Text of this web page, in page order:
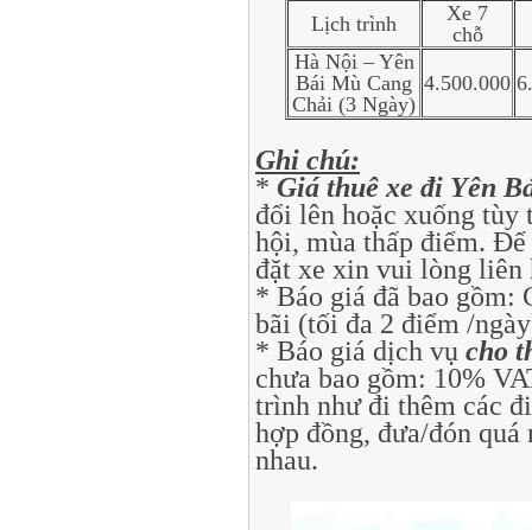
Lịch trình
Xe 7
chỗ
Hà Nội – Yên
Bái Mù Cang
Chải (3 Ngày)
4.500.000
Ghi chú:
* Giá thuê xe đi Yên
đổi lên hoặc xuống
hội, mùa thấp điểm.
đặt xe xin vui lòng
* Báo giá đã bao gồm:
bãi (tối đa 2 điểm /
* Báo giá dịch vụ cho
chưa bao gồm: 10%
trình như đi thêm các
hợp đồng, đưa/đón
nhau.